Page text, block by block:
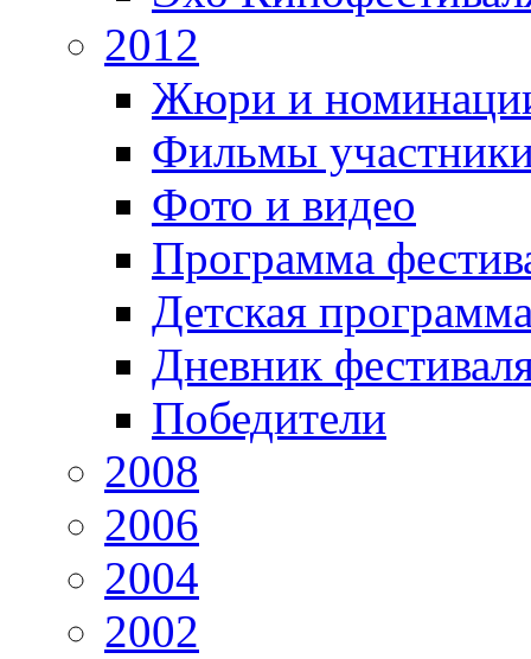
2012
Жюри и
Фильмы
Фото и видео
Программа
Детская
Дневник
Победители
2008
2006
2004
2002